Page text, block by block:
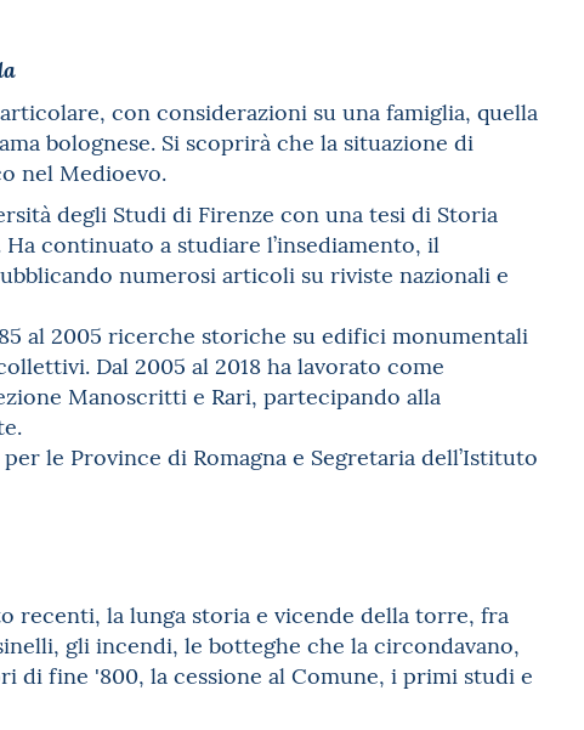
con considerazioni su una famiglia, quella
bolognese. Si scoprirà che la situazione di
nel Medioevo.
degli Studi di Firenze con una tesi di Storia
continuato a studiare l’insediamento, il
numerosi articoli su riviste nazionali e
al 2005 ricerche storiche su edifici monumentali
Dal 2005 al 2018 ha lavorato come
Manoscritti e Rari, partecipando alla
le Province di Romagna e Segretaria dell’Istituto
recenti, la lunga storia e vicende della torre, fra
gli incendi, le botteghe che la circondavano,
di fine '800, la cessione al Comune, i primi studi e